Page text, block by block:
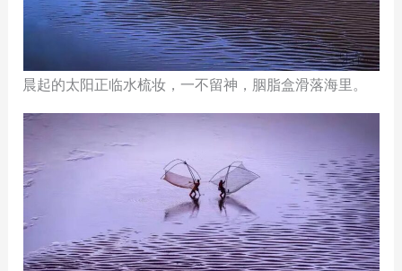
晨起的太阳正临水梳妆，一不留神，胭脂盒滑落海里。